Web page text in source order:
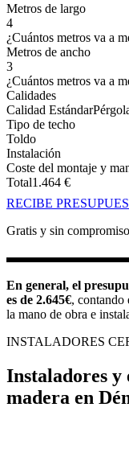
Metros de largo
4
¿Cuántos metros va a
Metros de ancho
3
¿Cuántos metros va a
Calidades
Calidad Estándar
Tipo de techo
Toldo
Instalación
Coste del montaje y
Total1.464 €
RECIBE
Gratis y sin compromiso
En general, el
es de 2.645€, contando
la mano de obra e
INSTALADORES
Instaladores y
madera en